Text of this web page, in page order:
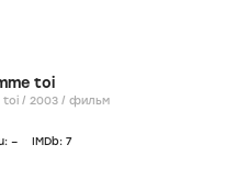
toi
grande fille comme toi / 2003 / фильм
– IMDb: 7